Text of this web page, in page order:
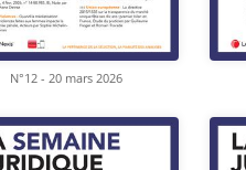
N°12 - 20 mars 2026